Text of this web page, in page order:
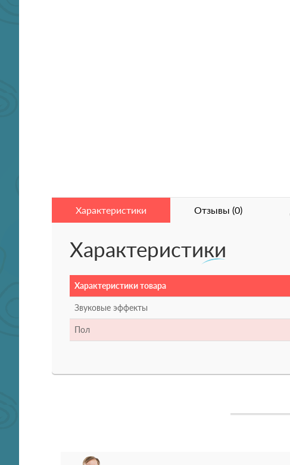
Характеристики Отзывы (0)
Характеристики
Характеристики товара
Звуковые эффекты
Пол